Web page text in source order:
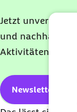
Jetzt
und nachhaltige
Aktivitäten, -
Newsletter